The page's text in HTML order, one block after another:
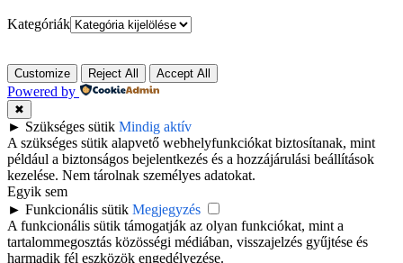
Kategóriák
Customize Reject All Accept All
Powered by
✖
► Szükséges sütik Mindig aktív
A szükséges sütik alapvető webhelyfunkciókat biztosítanak, mint
például a biztonságos bejelentkezés és a hozzájárulási beállítások
kezelése. Nem tárolnak személyes adatokat.
Egyik sem
► Funkcionális sütik Megjegyzés
A funkcionális sütik támogatják az olyan funkciókat, mint a
tartalommegosztás közösségi médiában, visszajelzés gyűjtése és
harmadik fél eszközök engedélyezése.